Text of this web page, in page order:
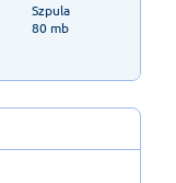
Szpula
80 mb